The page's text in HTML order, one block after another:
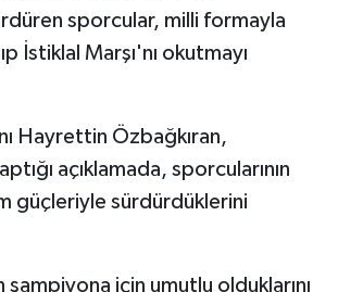
sporcular, milli formayla
İstiklal Marşı'nı okutmayı
Hayrettin Özbağkıran,
açıklamada, sporcularının
güçleriyle sürdürdüklerini
şampiyona için umutlu olduklarını